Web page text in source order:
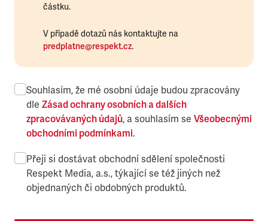
částku.
V případě dotazů nás kontaktujte na
predplatne@respekt.cz.
Souhlasím, že mé osobní údaje budou zpracovány
dle Zásad ochrany osobních a dalších
zpracovávaných údajů, a souhlasím se Všeobecnými
obchodními podmínkami.
Přeji si dostávat obchodní sdělení společnosti
Respekt Media, a.s., týkající se též jiných než
objednaných či obdobných produktů.